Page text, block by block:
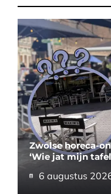
Zwolse horeca-
‘Wie jat mijn
6 augustus